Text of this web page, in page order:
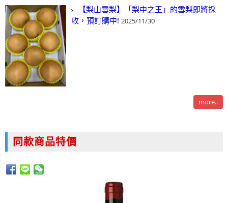
【梨山雪梨】「梨中之王」的雪梨即將採
收，預訂購中! 2025/11/30
more..
同款商品特價